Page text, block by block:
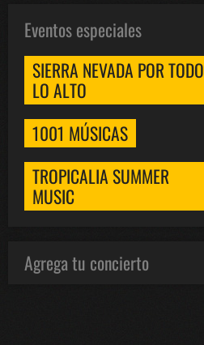
Eventos especiales
SIERRA NEVADA POR TODO
LO ALTO
1001 MÚSICAS
TROPICALIA SUMMER
MUSIC
Agrega tu concierto